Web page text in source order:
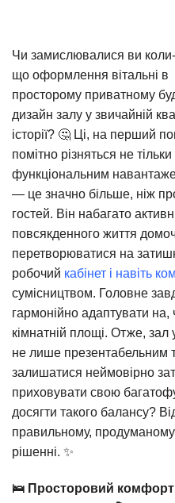
Чи замислювалися ви
що оформлення вітальні в
просторому приватному
дизайн залу у звичайній
історії? 🤔 Ці, на перший
помітно різняться не
функціональним
— це значно більше, ніж
гостей. Він набагато
повсякденного життя
перетворюватися на
робочий кабінет і навіть
сумісництвом. Головне
гармонійно адаптувати
кімнатній площі. Отже, зал
не лише презентабельним
залишатися неймовірно
приховувати свою
досягти такого балансу?
правильному, продуманому
рішенні. ✨
🛌 Просторовий